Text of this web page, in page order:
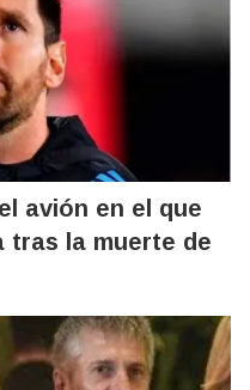
avión en el que
tras la muerte de